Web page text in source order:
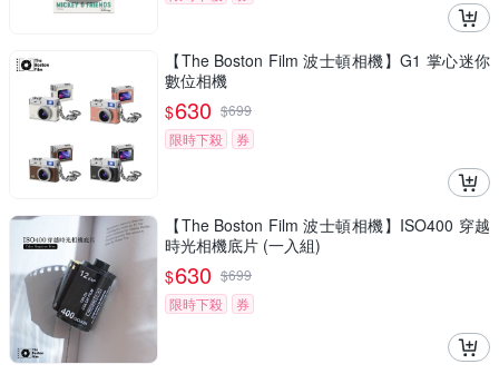
【The Boston Film 波士頓相機】G1 掌心迷你
數位相機
$630 $699
限時下殺
券
【The Boston Film 波士頓相機】ISO400 穿越
時光相機底片 (一入組)
$630 $699
限時下殺
券